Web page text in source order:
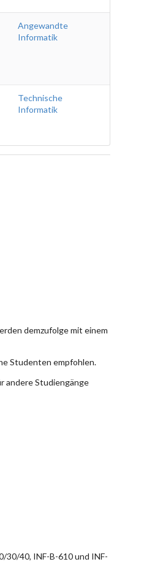
Angewandte
Informatik
Technische
Informatik
demzufolge mit einem
Studenten empfohlen.
andere Studiengänge
30/40, INF-B-610 und INF-